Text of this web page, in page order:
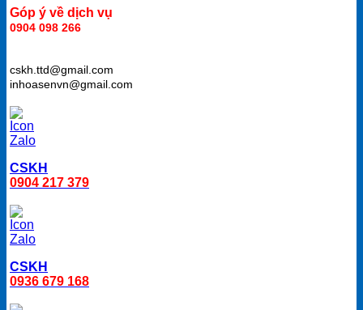
Góp ý về dịch vụ
0904 098 266
cskh.ttd@gmail.com
inhoasenvn@gmail.com
CSKH
0904 217 379
CSKH
0936 679 168